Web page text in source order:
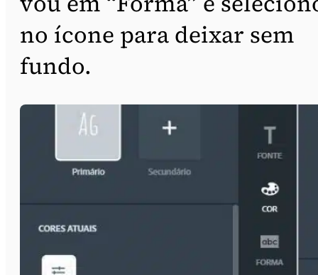
no ícone para deixar sem
fundo.